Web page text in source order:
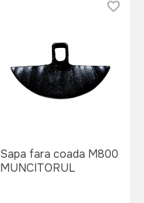
Sapa fara coada M800
MUNCITORUL